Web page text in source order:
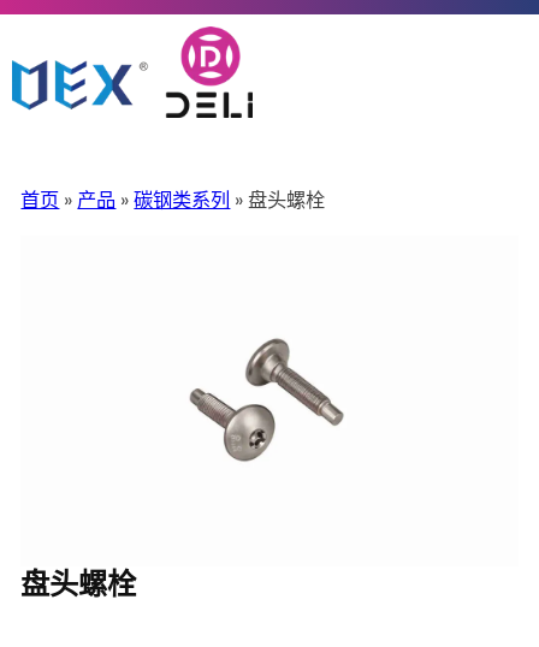
首页 »产品 »碳钢类系列 » 盘头螺栓
盘头螺栓